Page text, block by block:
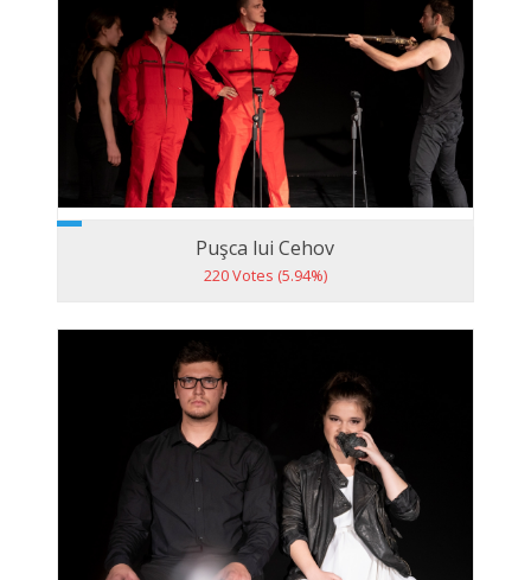
Puşca lui Cehov
220 Votes (5.94%)